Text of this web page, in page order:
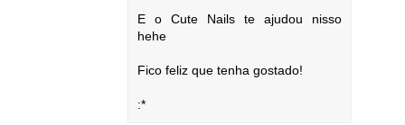
E o Cute Nails te ajudou nisso
hehe
Fico feliz que tenha gostado!
:*